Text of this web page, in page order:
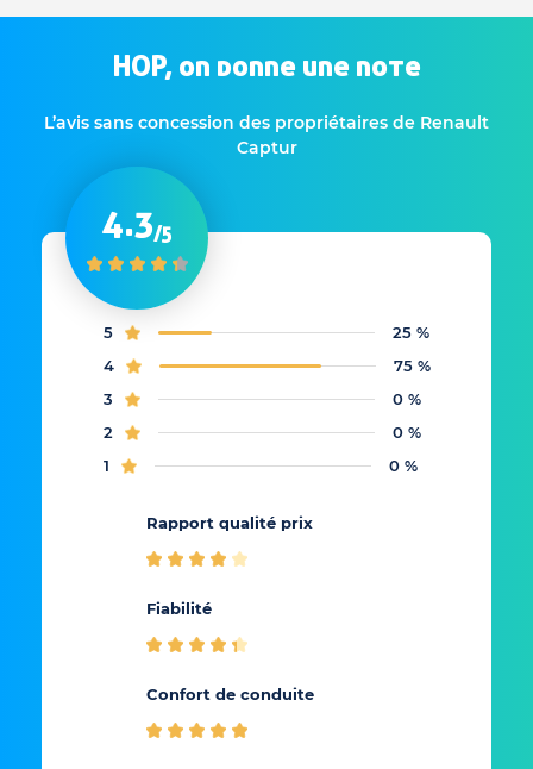
HOP, on donne une note
L’avis sans concession des propriétaires de Renault
Captur
4.3/5
5
25 %
4
75 %
3
0 %
2
0 %
1
0 %
Rapport qualité prix
Fiabilité
Confort de conduite